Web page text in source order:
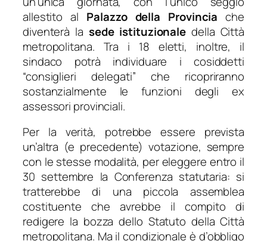
allestito al Palazzo della Provincia che
diventerà la sede istituzionale della Città
metropolitana. Tra i 18 eletti, inoltre, il
sindaco potrà individuare i cosiddetti
“consiglieri delegati” che ricopriranno
sostanzialmente le funzioni degli ex
assessori provinciali.
Per la verità, potrebbe essere prevista
un’altra (e precedente) votazione, sempre
con le stesse modalità, per eleggere entro il
30 settembre la Conferenza statutaria: si
tratterebbe di una piccola assemblea
costituente che avrebbe il compito di
redigere la bozza dello Statuto della Città
metropolitana. Ma il condizionale è d’obbligo